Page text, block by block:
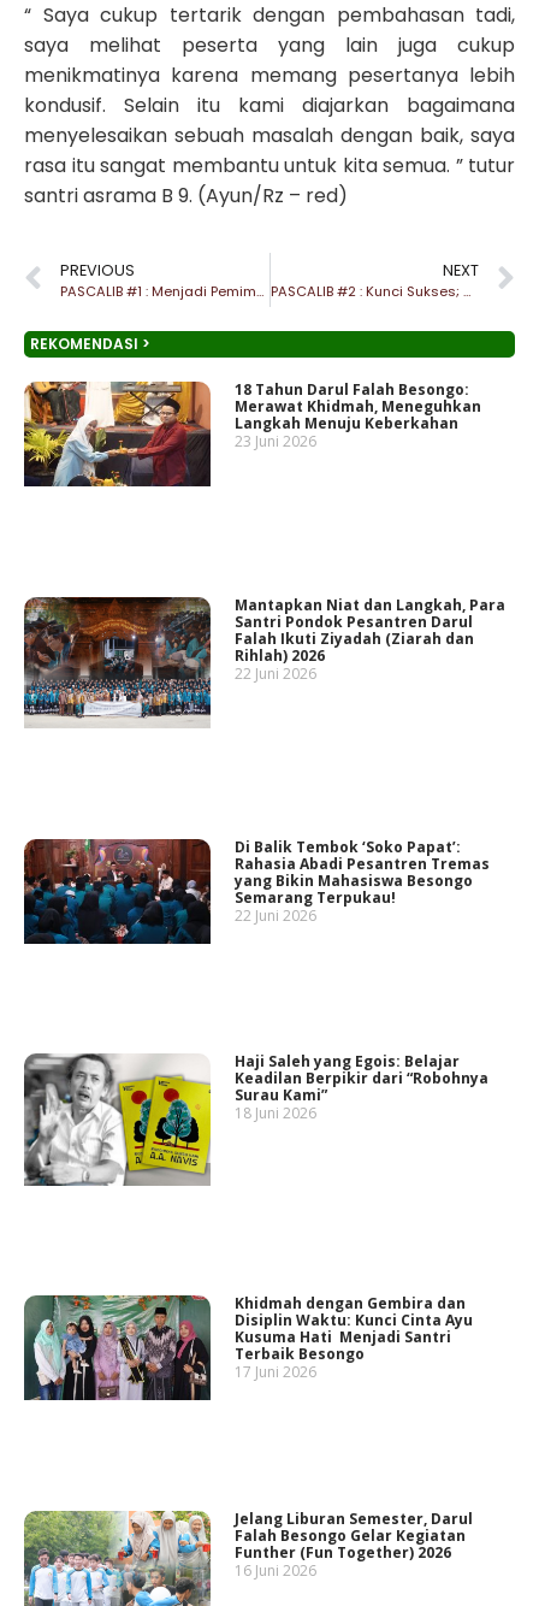
“ Saya cukup tertarik dengan pembahasan tadi,
saya melihat peserta yang lain juga cukup
menikmatinya karena memang pesertanya lebih
kondusif. Selain itu kami diajarkan bagaimana
menyelesaikan sebuah masalah dengan baik, saya
rasa itu sangat membantu untuk kita semua. ” tutur
santri asrama B 9. (Ayun/Rz – red)
PREVIOUS
PASCALIB #1 : Menjadi Pemimpin yang Mampu Kerja Bersama
NEXT
PASCALIB #2 : Kunci Sukses; Asalkan Ada Impian dan Keterampilan
REKOMENDASI >
18 Tahun Darul Falah Besongo:
Merawat Khidmah, Meneguhkan
Langkah Menuju Keberkahan
23 Juni 2026
Mantapkan Niat dan Langkah, Para
Santri Pondok Pesantren Darul
Falah Ikuti Ziyadah (Ziarah dan
Rihlah) 2026
22 Juni 2026
Di Balik Tembok ‘Soko Papat’:
Rahasia Abadi Pesantren Tremas
yang Bikin Mahasiswa Besongo
Semarang Terpukau!
22 Juni 2026
Haji Saleh yang Egois: Belajar
Keadilan Berpikir dari “Robohnya
Surau Kami”
18 Juni 2026
Khidmah dengan Gembira dan
Disiplin Waktu: Kunci Cinta Ayu
Kusuma Hati Menjadi Santri
Terbaik Besongo
17 Juni 2026
Jelang Liburan Semester, Darul
Falah Besongo Gelar Kegiatan
Funther (Fun Together) 2026
16 Juni 2026